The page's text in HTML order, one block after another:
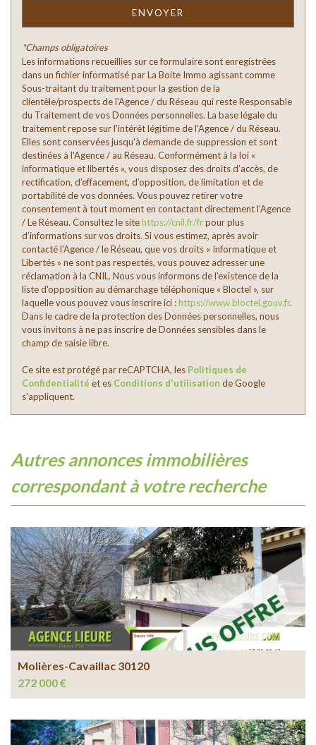
Familles avec 3 enfantsENVOYER
*Champs obligatoires
Les informations recueillies sur ce formulaire sont enregistrées
dans un fichier informatisé par La Boite Immo agissant comme
Sous-traitant du traitement pour la gestion de la
clientèle/prospects de l'Agence / du Réseau qui reste Responsable
du Traitement de vos Données personnelles. La base légale du
traitement repose sur l'intérêt légitime de l'Agence / du Réseau.
Elles sont conservées jusqu'à demande de suppression et sont
destinées à l'Agence / au Réseau. Conformément à la loi «
informatique et libertés », vous disposez des droits d’accès, de
rectification, d’effacement, d’opposition, de limitation et de
portabilité de vos données. Vous pouvez retirer votre
consentement à tout moment en contactant directement l’Agence
/ Le Réseau. Consultez le sitehttps://cnil.fr/frpour plus
d’informations sur vos droits. Si vous estimez, après avoir
contacté l'Agence / le Réseau, que vos droits « Informatique et
Libertés » ne sont pas respectés, vous pouvez adresser une
réclamation à la CNIL. Nous vous informons de l’existence de la
liste d'opposition au démarchage téléphonique « Bloctel », sur
laquelle vous pouvez vous inscrire ici :https://www.bloctel.gouv.fr.
Dans le cadre de la protection des Données personnelles, nous
vous invitons à ne pas inscrire de Données sensibles dans le
champ de saisie libre.
Ce site est protégé par reCAPTCHA, les Politiques de
Confidentialité et es Conditions d'utilisation de Google
s'appliquent.
autres annonces immobilières
correspondant à votre recherche
Molières-Cavaillac 30120
272 000 €